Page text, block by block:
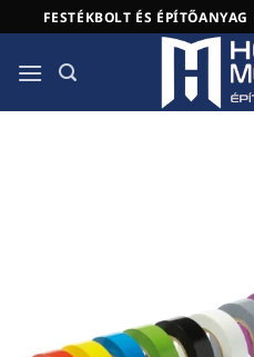
to
content
FESTÉKBOLT ÉS